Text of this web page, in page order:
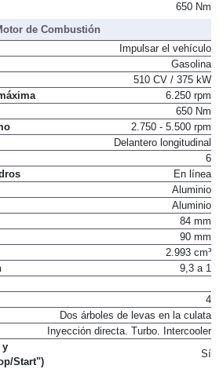
650 Nm
de Combustión
Impulsar el vehículo
Gasolina
510 CV / 375 kW
6.250 rpm
650 Nm
2.750 - 5.500 rpm
Delantero longitudinal
6
En línea
Aluminio
Aluminio
84 mm
90 mm
2.993 cm³
9,3 a 1
4
Dos árboles de levas en la culata
Inyección directa. Turbo. Intercooler
y
Start")
Sí